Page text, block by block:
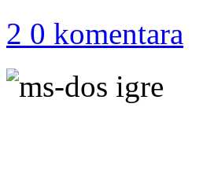
2 0 komentara